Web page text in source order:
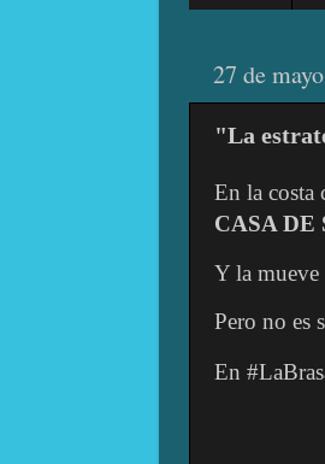
27 de
"La
En la costa
CASA DE
Y la mueve
Pero no es
En